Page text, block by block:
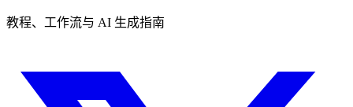
教程、工作流与 AI 生成指南